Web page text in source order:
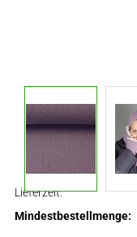
Lieferzeit:
Mindestbestellmenge: